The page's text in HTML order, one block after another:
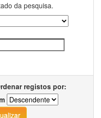
da pesquisa.
registos por: